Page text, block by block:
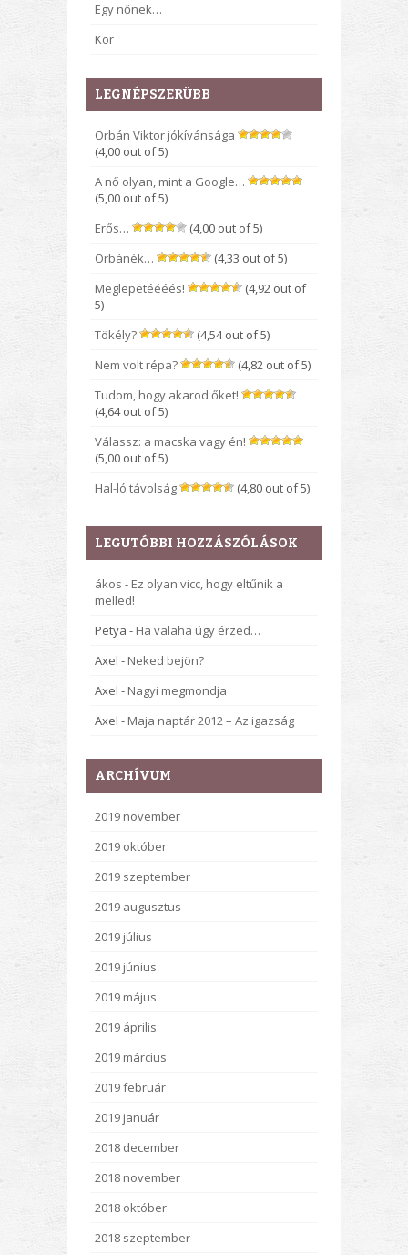
Egy nőnek…
Kor
LEGNÉPSZERÜBB
Orbán Viktor jókívánsága
(4,00 out of 5)
A nő olyan, mint a Google…
(5,00 out of 5)
Erős…
(4,00 out of 5)
Orbánék…
(4,33 out of 5)
Meglepetéééés!
(4,92 out of
5)
Tökély?
(4,54 out of 5)
Nem volt répa?
(4,82 out of 5)
Tudom, hogy akarod őket!
(4,64 out of 5)
Válassz: a macska vagy én!
(5,00 out of 5)
Hal-ló távolság
(4,80 out of 5)
LEGUTÓBBI HOZZÁSZÓLÁSOK
ákos - Ez olyan vicc, hogy eltűnik a
melled!
Petya - Ha valaha úgy érzed…
Axel - Neked bejön?
Axel - Nagyi megmondja
Axel - Maja naptár 2012 – Az igazság
ARCHÍVUM
2019 november
2019 október
2019 szeptember
2019 augusztus
2019 július
2019 június
2019 május
2019 április
2019 március
2019 február
2019 január
2018 december
2018 november
2018 október
2018 szeptember